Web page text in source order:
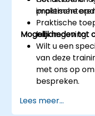
praktische
Praktische
labomgeving.
Mogelijkheden tot
Wilt u een
van deze
met ons op
bespreken.
Lees meer...